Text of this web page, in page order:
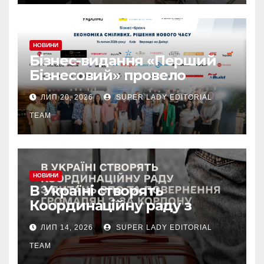
НОВИНИ
Бізнес-видання «Перший
Бізнесовий» провело
бізнес-бранч «Економіка
сміливих. Рішення нового
часу», який об’єднав
лідерів українського
бізнесу
ЛИП 20, 2026 SUPER LADY EDITORIAL
TEAM
НОВИНИ
В Україні створять
Координаційну раду з
питань ВПО та
добровільного повернення
громадян з-за кордону.
ЛИП 14, 2026 SUPER LADY EDITORIAL
TEAM